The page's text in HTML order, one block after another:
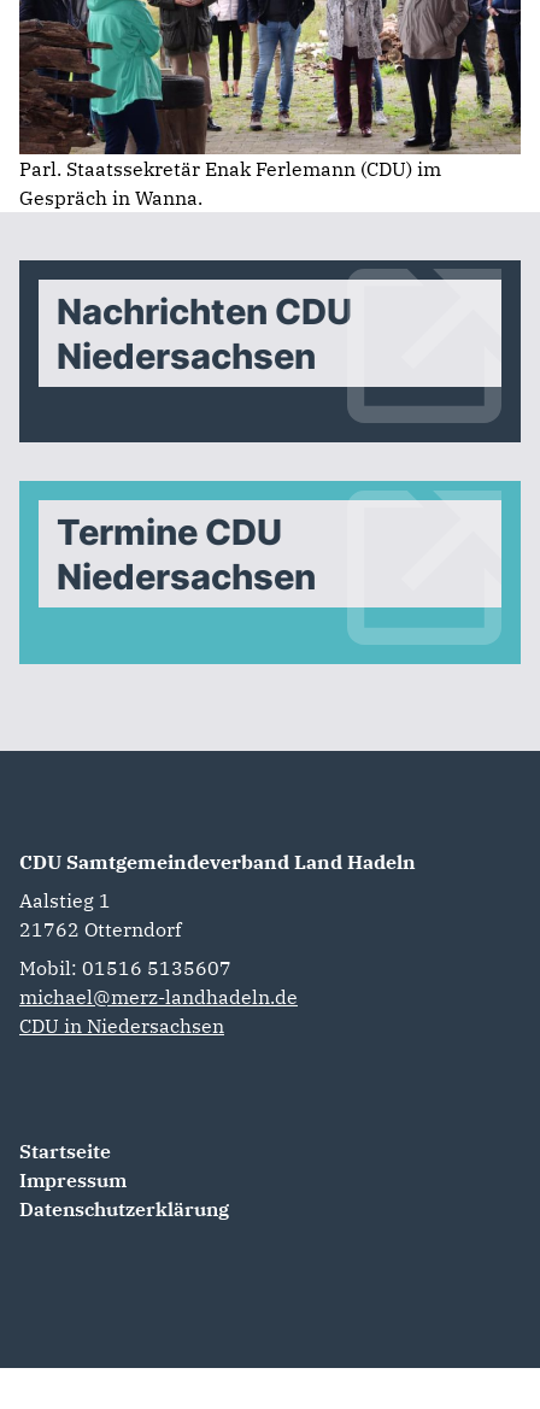
Parl. Staatssekretär Enak Ferlemann (CDU) im
Gespräch in Wanna.
Nachrichten CDU
Niedersachsen
Termine CDU
Niedersachsen
CDU Samtgemeindeverband Land Hadeln
Aalstieg 1
21762 Otterndorf
Mobil: 01516 5135607
michael@merz-landhadeln.de
CDU in Niedersachsen
Startseite
Impressum
Datenschutzerklärung